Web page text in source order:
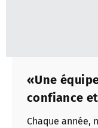
«Une
confiance
Chaque année,